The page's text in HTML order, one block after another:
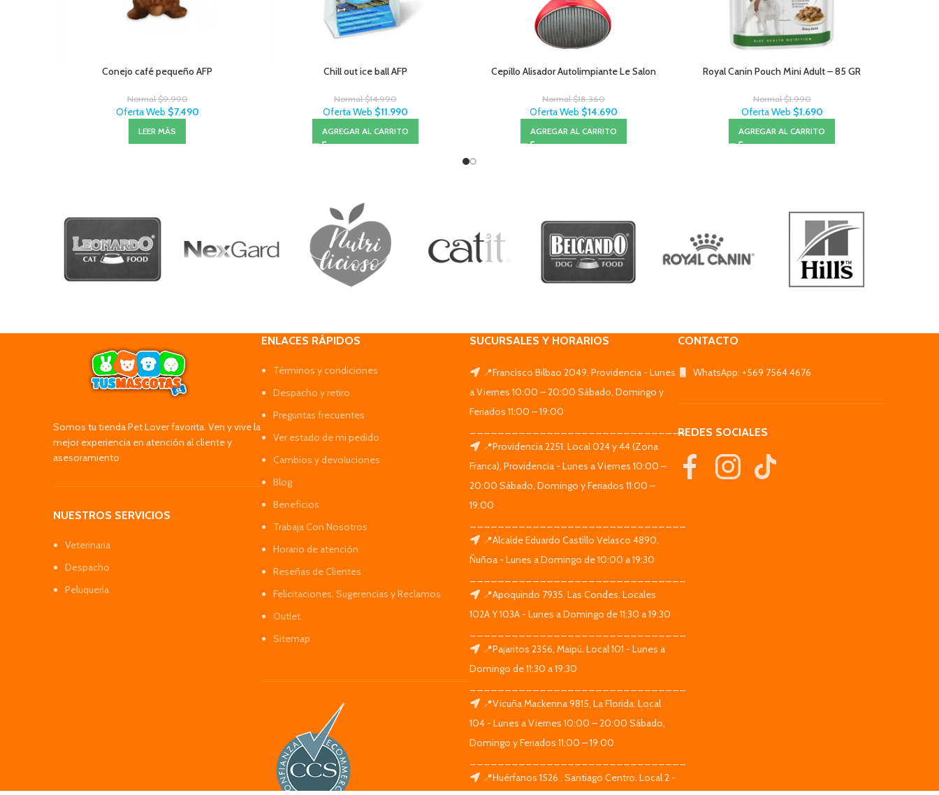
Conejo café pequeño AFP
Normal$9.990
Oferta Web $7.490
LEER MÁS
Chill out ice ball AFP
Normal$14.990
Oferta Web $11.990
AGREGAR AL CARRITO
Cepillo Alisador Autolimpiante Le Salon
Normal$18.360
Oferta Web $14.690
AGREGAR AL CARRITO
Royal Canin Pouch Mini Adult – 85 GR
Normal$1.990
Oferta Web $1.690
AGREGAR AL CARRITO
Somos tu tienda Pet Lover favorita. Ven y vive la
mejor experiencia en atención al cliente y
asesoramiento
NUESTROS SERVICIOS
Veterinaria
Despacho
Peluquería
ENLACES RÁPIDOS
Términos y condiciones
Despacho y retiro
Preguntas frecuentes
Ver estado de mi pedido
Cambios y devoluciones
Blog
Beneficios
Trabaja Con Nosotros
Horario de atención
Reseñas de Clientes
Felicitaciones, Sugerencias y Reclamos
Outlet
Sitemap
SUCURSALES Y HORARIOS
📍Francisco Bilbao 2049, Providencia - Lunes
a Viernes 10:00 – 20:00 Sábado, Domingo y
Feriados 11:00 – 19:00
_______________________________
📍Providencia 2251. Local 024 y 44 (Zona
Franca), Providencia - Lunes a Viernes 10:00 –
20:00 Sábado, Domingo y Feriados 11:00 –
19:00
📍Alcalde Eduardo Castillo Velasco 4890,
Ñuñoa - Lunes a Domingo de 10:00 a 19:30
📍Apoquindo 7935, Las Condes. Locales
102A Y 103A - Lunes a Domingo de 11:30 a 19:30
📍Pajaritos 2356, Maipú. Local 101 - Lunes a
Domingo de 11:30 a 19:30
📍Vicuña Mackenna 9815, La Florida. Local
104 - Lunes a Viernes 10:00 – 20:00 Sábado,
Domingo y Feriados 11:00 – 19:00
📍Huérfanos 1526 , Santiago Centro. Local 2 -
CONTACTO
WhatsApp: +569 7564 4676
REDES SOCIALES